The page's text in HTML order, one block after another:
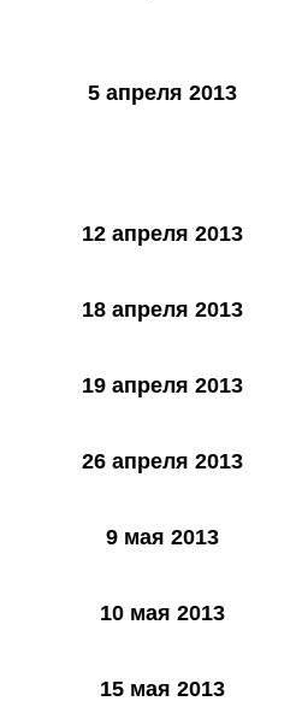
5 апреля 2013
12 апреля 2013
18 апреля 2013
19 апреля 2013
26 апреля 2013
9 мая 2013
10 мая 2013
15 мая 2013